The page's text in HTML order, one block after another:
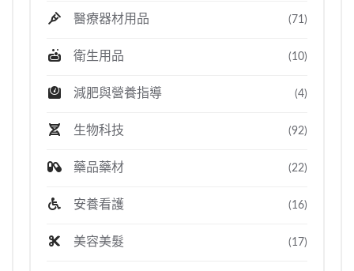
醫療器材用品 (71)
衛生用品 (10)
減肥與營養指導 (4)
生物科技 (92)
藥品藥材 (22)
安養看護 (16)
美容美髮 (17)